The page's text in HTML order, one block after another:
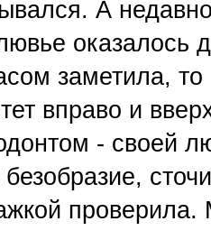
А
оказалось
заметила,
вправо и
- своей
проверила.